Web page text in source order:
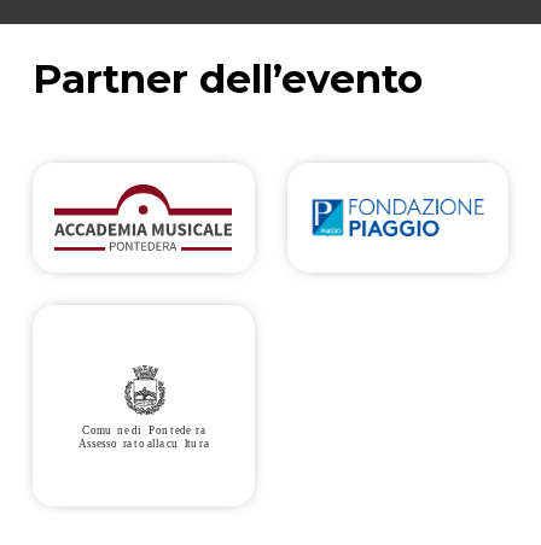
Partner dell’evento